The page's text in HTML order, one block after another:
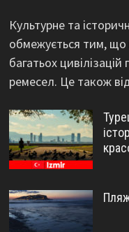
Культурне та
обмежується тим,
багатьох цивілізацій
ремесел. Це також